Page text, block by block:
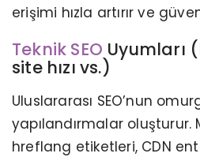
erişimi hızla artırır ve
Teknik SEO Uyumları
site hızı vs.)
Uluslararası SEO’nun
yapılandırmalar oluşturur.
hreflang etiketleri, CDN